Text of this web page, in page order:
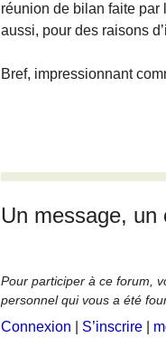
réunion de bilan faite par
aussi, pour des raisons
Bref, impressionnant
Un message, un
Pour participer à ce forum,
personnel qui vous a été
Connexion S’inscrire